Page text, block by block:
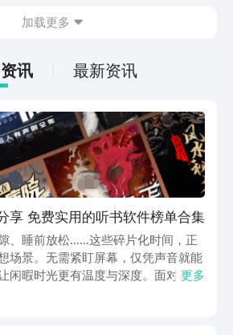
就可以下载。游戏的上手门槛还是比较
无聊的时间，可玩性真的比较高。
加载更多
讯 最新资讯
享 免费实用的听书软件榜单合集
、睡前放松……这些碎片化时间，正
场景。无需紧盯屏幕，仅凭声音就能
闲暇时光更有温度与深度。面对市面
书应用，如何选出真正契合自身习
更多